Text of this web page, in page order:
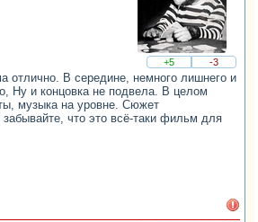
+5 -3
отлично. В середине, немного лишнего и
Ну и концовка не подвела. В целом
музыка на уровне. Сюжет
забывайте, что это всё-таки фильм для